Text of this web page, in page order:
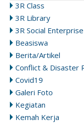
3R Class
3R Library
3R Social Enterprise
Beasiswa
Berita/Artikel
Conflict & Disaster
Covid19
Galeri Foto
Kegiatan
Kemah Kerja